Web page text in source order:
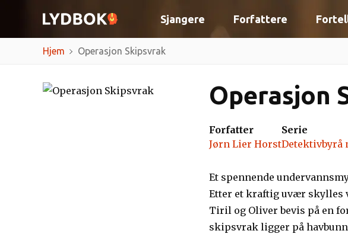
Sjangere Forfattere
Hjem Operasjon Skipsvrak
Operasjon
Forfatter
Jørn Lier Horst
Serie
Detektivbyrå
Et spennende
Etter et kraftig uvær skylles
Tiril og Oliver bevis på en
skipsvrak ligger på